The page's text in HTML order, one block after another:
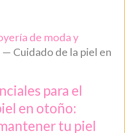
de moda y
— Cuidado de la piel en
para el
en otoño:
tu piel